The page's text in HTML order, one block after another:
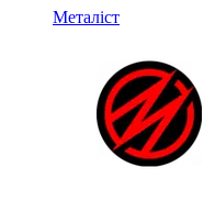
Металіст